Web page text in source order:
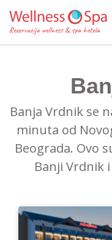
Banja Vrdnik se
minuta od
Beograda. Ovo
Banji Vrdnik